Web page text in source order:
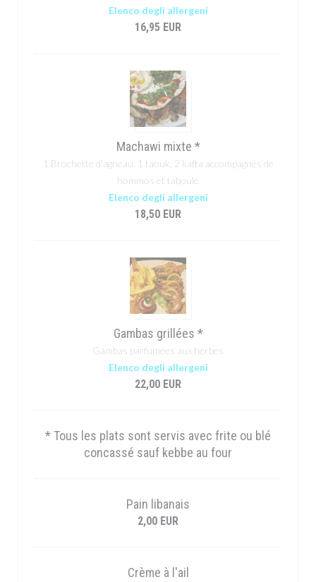
Elenco degli allergeni
16,95 EUR
Machawi mixte *
1 Brochette d'agneau, 1 taouk, 2 kafta accompagnés de
hommos et taboulé
Elenco degli allergeni
18,50 EUR
Gambas grillées *
Gambas parfumées aux herbes
Elenco degli allergeni
22,00 EUR
* Tous les plats sont servis avec frite ou blé
concassé sauf kebbe au four
Pain libanais
2,00 EUR
Crème à l'ail